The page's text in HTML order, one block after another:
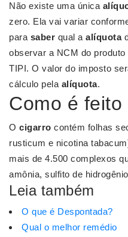
Não existe uma única
zero. Ela vai variar
para saber qual a alíquota
observar a NCM do
TIPI. O valor do imposto
cálculo pela alíquota.
Como é
O cigarro contém folhas
rusticum e nicotina
mais de 4.500 complexos
amônia, sulfito de
Leia também
O que é Despontada?
Qual o melhor remédio